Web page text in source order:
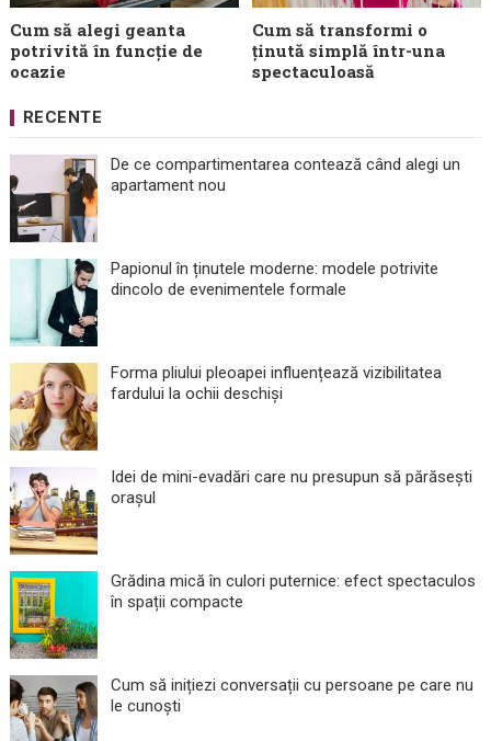
Cum să alegi geanta
potrivită în funcție de
ocazie
Cum să transformi o
ținută simplă într-una
spectaculoasă
RECENTE
De ce compartimentarea contează când alegi un
apartament nou
Papionul în ținutele moderne: modele potrivite
dincolo de evenimentele formale
Forma pliului pleoapei influențează vizibilitatea
fardului la ochii deschiși
Idei de mini-evadări care nu presupun să părăsești
orașul
Grădina mică în culori puternice: efect spectaculos
în spații compacte
Cum să inițiezi conversații cu persoane pe care nu
le cunoști